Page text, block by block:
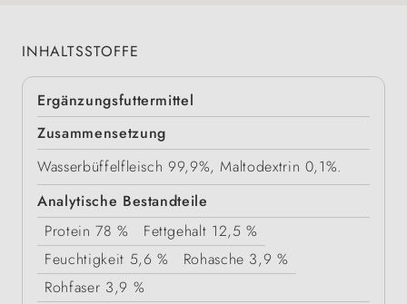
INHALTSSTOFFE
Ergänzungsfuttermittel
Zusammensetzung
Wasserbüffelfleisch 99,9%, Maltodextrin 0,1%.
Analytische Bestandteile
Protein 78 % Fettgehalt 12,5 %
Feuchtigkeit 5,6 % Rohasche 3,9 %
Rohfaser 3,9 %